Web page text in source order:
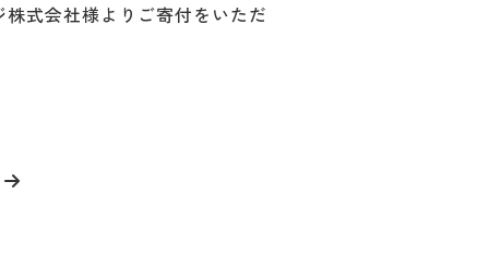
株式会社様よりご寄付をいただ